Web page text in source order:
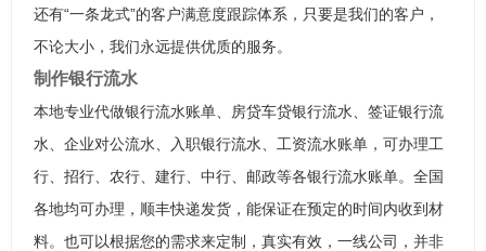
还有“一条龙式”的客户满意度跟踪体系，只要是我们的客户，
不论大小，我们永远提供优质的服务。
制作银行流水
本地专业代做银行流水账单、房贷车贷银行流水、签证银行流
水、企业对公流水、入职银行流水、工资流水账单，可办理工
行、招行、农行、建行、中行、邮政等各银行流水账单。全国
各地均可办理，顺丰快递发货，能保证在预定的时间内收到材
料。也可以根据您的需求来定制，真实有效，一线公司，并非